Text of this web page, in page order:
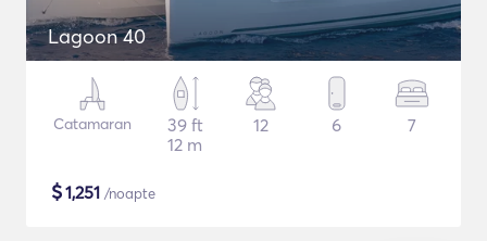
Lagoon 40
Catamaran
39 ft
12 m
12 6 7
$1,251 /noapte